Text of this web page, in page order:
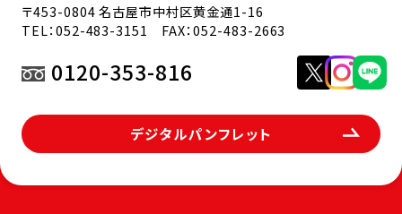
〒453-0804 名古屋市中村区黄金通1-16
TEL：052-483-3151 FAX：052-483-2663
0120-353-816
デジタルパンフレット